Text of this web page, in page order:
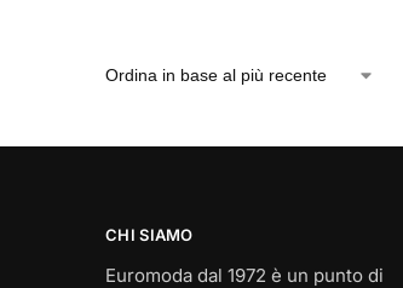
CHI SIAMO
Euromoda dal 1972 è un punto di